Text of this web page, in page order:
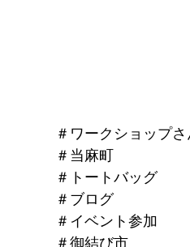
＃ワークショップ
＃当麻町
＃トートバッグ
＃ブログ
＃イベント参加
＃御結び市